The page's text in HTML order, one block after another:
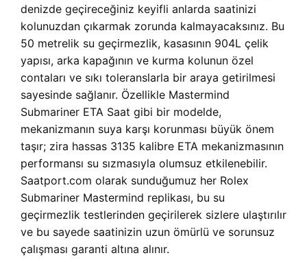
denizde geçireceğiniz keyifli anlarda saatinizi
kolunuzdan çıkarmak zorunda kalmayacaksınız. Bu
50 metrelik su geçirmezlik, kasasının 904L çelik
yapısı, arka kapağının ve kurma kolunun özel
contaları ve sıkı toleranslarla bir araya getirilmesi
sayesinde sağlanır. Özellikle Mastermind
Submariner ETA Saat gibi bir modelde,
mekanizmanın suya karşı korunması büyük önem
taşır; zira hassas 3135 kalibre ETA mekanizmasının
performansı su sızmasıyla olumsuz etkilenebilir.
Saatport.com olarak sunduğumuz her Rolex
Submariner Mastermind replikası, bu su
geçirmezlik testlerinden geçirilerek sizlere ulaştırılır
ve bu sayede saatinizin uzun ömürlü ve sorunsuz
çalışması garanti altına alınır.